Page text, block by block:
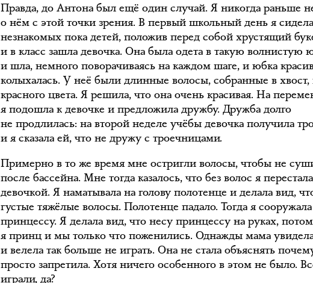
Правда, до Антона был ещё один случай. Я никогда раньше
о нём с этой точки зрения. В первый школьный день я
незнакомых пока детей, положив перед собой хрустящий
и в класс зашла девочка. Она была одета в такую волнистую
и шла, немного поворачиваясь на каждом шаге, и юбка
колыхалась. У неё были длинные волосы, собранные в хвост,
красного цвета. Я решила, что она очень красивая. На
я подошла к девочке и предложила дружбу. Дружба долго
не продлилась: на второй неделе учёбы девочка получила
и я сказала ей, что не дружу с троечницами.
Примерно в то же время мне остригли волосы, чтобы не
после бассейна. Мне тогда казалось, что без волос я
девочкой. Я наматывала на голову полотенце и делала вид,
густые тяжёлые волосы. Полотенце падало. Тогда я
принцессу. Я делала вид, что несу принцессу на руках,
я принц и мы только что поженились. Однажды мама
и велела так больше не играть. Она не стала объяснять
просто запретила. Хотя ничего особенного в этом не было.
играли, да?